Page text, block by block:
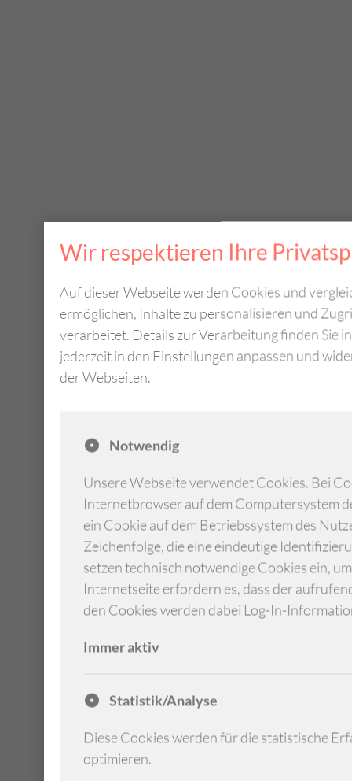
Wir respektieren Ihre
Auf dieser Webseite werden Cookies und
ermöglichen, Inhalte zu personalisieren und
verarbeitet. Details zur Verarbeitung finden Sie
jederzeit in den Einstellungen anpassen und
der Webseiten.
Notwendig
Unsere Webseite verwendet Cookies. Bei
Internetbrowser auf dem Computersystem
ein Cookie auf dem Betriebssystem des
Zeichenfolge, die eine eindeutige
setzen technisch notwendige Cookies ein,
Internetseite erfordern es, dass der
den Cookies werden dabei Log-In-
Immer aktiv
Statistik/Analyse
Diese Cookies werden für die statistische
optimieren.